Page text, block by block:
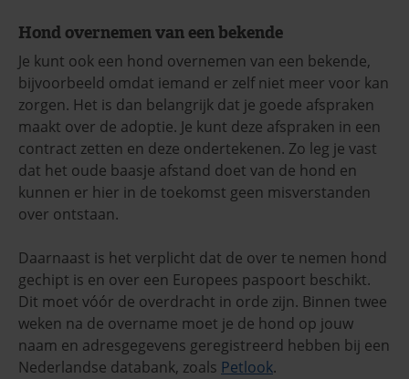
Hond overnemen van een bekende
Je kunt ook een hond overnemen van een bekende,
bijvoorbeeld omdat iemand er zelf niet meer voor kan
zorgen. Het is dan belangrijk dat je goede afspraken
maakt over de adoptie. Je kunt deze afspraken in een
contract zetten en deze ondertekenen. Zo leg je vast
dat het oude baasje afstand doet van de hond en
kunnen er hier in de toekomst geen misverstanden
over ontstaan.
Daarnaast is het verplicht dat de over te nemen hond
gechipt is en over een Europees paspoort beschikt.
Dit moet vóór de overdracht in orde zijn. Binnen twee
weken na de overname moet je de hond op jouw
naam en adresgegevens geregistreerd hebben bij een
Nederlandse databank, zoals Petlook.